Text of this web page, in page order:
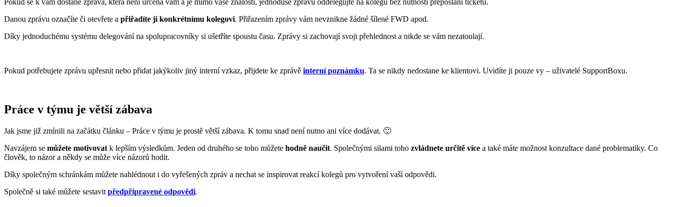
Pokud se k vám dostane zpráva, která není určena vám a je mimo vaše znalosti, jednoduše zprávu oddelegujte na kolegu bez nutnosti přeposlání ticketu.
Danou zprávu označíte či otevřete a přiřadíte ji konkrétnímu kolegovi. Přiřazením zprávy vám nevznikne žádné šílené FWD apod.
Díky jednoduchému systému delegování na spolupracovníky si ušetříte spoustu času. Zprávy si zachovají svoji přehlednost a nikde se vám nezatoulají.
Pokud potřebujete zprávu upřesnit nebo přidat jakýkoliv jiný interní vzkaz, přijdete ke zprávě interní poznámku. Ta se nikdy nedostane ke klientovi. Uvidíte ji pouze vy – uživatelé SupportBoxu.
Práce v týmu je větší zábava
Jak jsme již zmínili na začátku článku – Práce v týmu je prostě větší zábava. K tomu snad není nutno ani více dodávat. 🙂
Navzájem se můžete motivovat k lepším výsledkům. Jeden od druhého se toho můžete hodně naučit. Společnými silami toho zvládnete určitě více a také máte možnost konzultace dané problematiky. Co
člověk, to názor a někdy se může více názorů hodit.
Díky společným schránkám můžete nahlédnout i do vyřešených zpráv a nechat se inspirovat reakcí kolegů pro vytvoření vaší odpovědi.
Společně si také můžete sestavit předpřipravené odpovědi.